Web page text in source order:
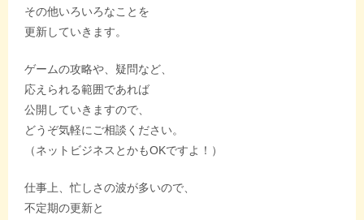
その他いろいろなことを
更新していきます。
ゲームの攻略や、疑問など、
応えられる範囲であれば
公開していきますので、
どうぞ気軽にご相談ください。
（ネットビジネスとかもOKですよ！）
仕事上、忙しさの波が多いので、
不定期の更新と